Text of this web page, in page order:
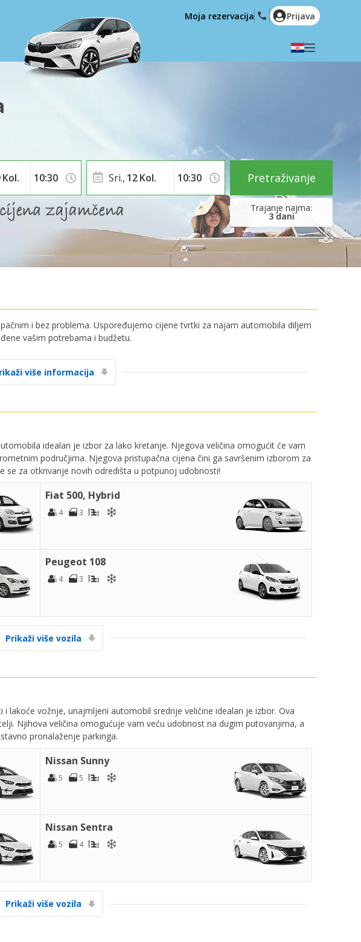
English (US)
Polski
Türkçe
Română
Ελληνικά
Hrvatski
العربية
Moja rezervacija Prijava
Kol.
3 dani
Sri., 12Kol. Pretraživanje
i bez problema. Uspoređujemo cijene tvrtki za najam automobila diljem
vašim potrebama i budžetu.
više informacija
idealan je izbor za lako kretanje. Njegova veličina omogućit će vam
područjima. Njegova pristupačna cijena čini ga savršenim izborom za
se za otkrivanje novih odredišta u potpunoj udobnosti!
Fiat 500, Hybrid
4 3
Peugeot 108
4 3
Prikaži više vozila
lakoće vožnje, unajmljeni automobil srednje veličine idealan je izbor. Ova
Njihova veličina omogućuje vam veću udobnost na dugim putovanjima, a
pronalaženje parkinga.
Nissan Sunny
5 5
Nissan Sentra
5 4
Prikaži više vozila